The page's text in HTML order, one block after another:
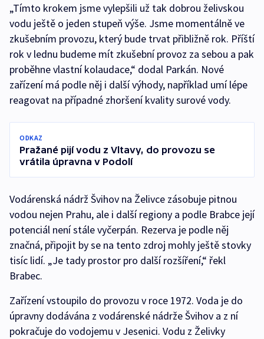
„Tímto krokem jsme vylepšili už tak dobrou želivskou
vodu ještě o jeden stupeň výše. Jsme momentálně ve
zkušebním provozu, který bude trvat přibližně rok. Příští
rok v lednu budeme mít zkušební provoz za sebou a pak
proběhne vlastní kolaudace,“ dodal Parkán. Nové
zařízení má podle něj i další výhody, například umí lépe
reagovat na případné zhoršení kvality surové vody.
ODKAZ
Pražané pijí vodu z Vltavy, do provozu se
vrátila úpravna v Podolí
Vodárenská nádrž Švihov na Želivce zásobuje pitnou
vodou nejen Prahu, ale i další regiony a podle Brabce její
potenciál není stále vyčerpán. Rezerva je podle něj
značná, připojit by se na tento zdroj mohly ještě stovky
tisíc lidí. „Je tady prostor pro další rozšíření,“ řekl
Brabec.
Zařízení vstoupilo do provozu v roce 1972. Voda je do
úpravny dodávána z vodárenské nádrže Švihov a z ní
pokračuje do vodojemu v Jesenici. Vodu z Želivky